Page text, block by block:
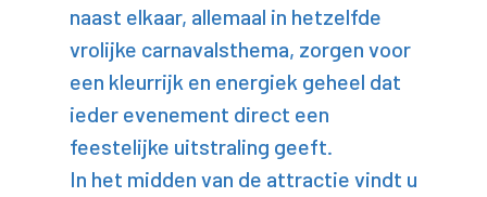
naast elkaar, allemaal in hetzelfde
vrolijke carnavalsthema, zorgen voor
een kleurrijk en energiek geheel dat
ieder evenement direct een
feestelijke uitstraling geeft.
In het midden van de attractie vindt u